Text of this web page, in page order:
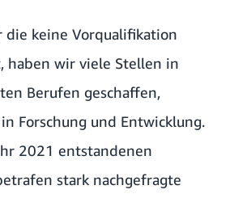
die keine Vorqualifikation
haben wir viele Stellen in
Berufen geschaffen,
Forschung und Entwicklung.
2021 entstandenen
stark nachgefragte